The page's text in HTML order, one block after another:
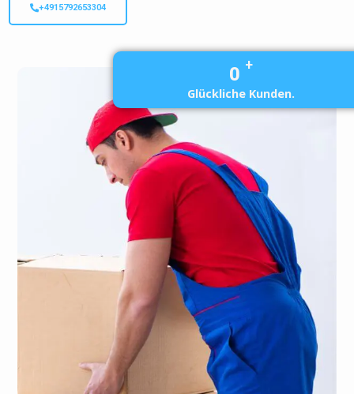
+4915792653304
0 +
Glückliche Kunden.